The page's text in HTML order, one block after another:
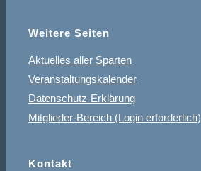
Weitere Seiten
Aktuelles aller Sparten
Veranstaltungskalender
Datenschutz-Erklärung
Mitglieder-Bereich (Login erforderlich)
Kontakt